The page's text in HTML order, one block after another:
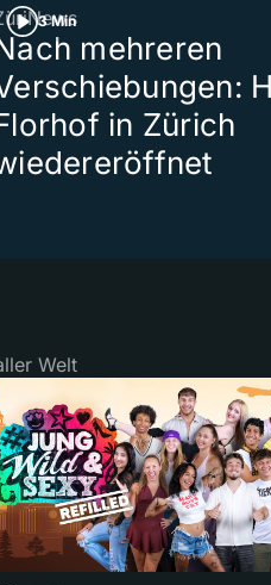
3 Min
mehreren
in Zürich
Welt